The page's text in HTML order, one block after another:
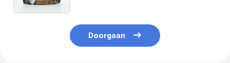
Doorgaan